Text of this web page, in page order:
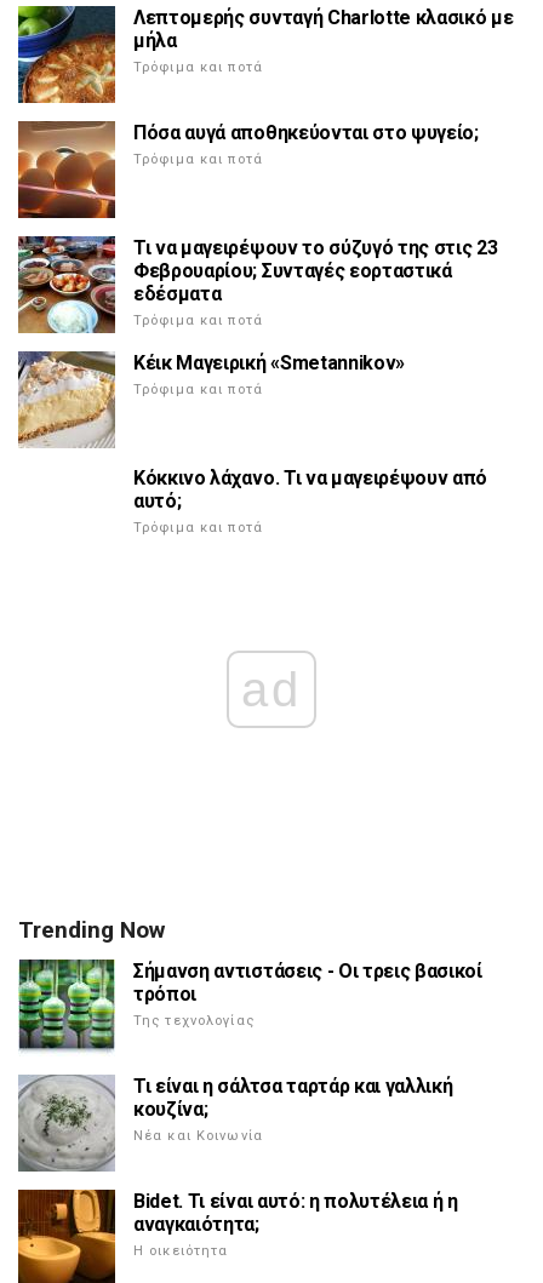
Λεπτομερής συνταγή Charlotte κλασικό με
μήλα
Τρόφιμα και ποτά
Πόσα αυγά αποθηκεύονται στο ψυγείο;
Τρόφιμα και ποτά
Τι να μαγειρέψουν το σύζυγό της στις 23
Φεβρουαρίου; Συνταγές εορταστικά
εδέσματα
Τρόφιμα και ποτά
Κέικ Μαγειρική «Smetannikov»
Τρόφιμα και ποτά
Κόκκινο λάχανο. Τι να μαγειρέψουν από
αυτό;
Τρόφιμα και ποτά
ad
Trending Now
Σήμανση αντιστάσεις - Οι τρεις βασικοί
τρόποι
Της τεχνολογίας
Τι είναι η σάλτσα ταρτάρ και γαλλική
κουζίνα;
Νέα και Κοινωνία
Bidet. Τι είναι αυτό: η πολυτέλεια ή η
αναγκαιότητα;
Η οικειότητα